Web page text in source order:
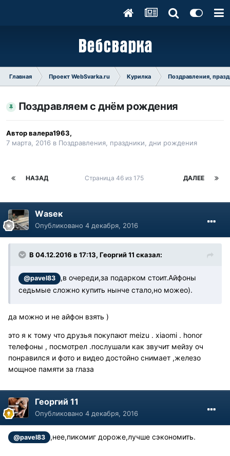
Главная Проект WebSvarka.ru Курилка Поздравления,
Поздравляем с днём рождения
Авторвалера1963,
7 марта, 2016 в Поздравления, праздники, дни рождения
НАЗАД ДАЛЕЕ
Страница 46 из 175
Wаsек
Опубликовано 4 декабря, 2016
В 04.12.2016 в 17:13, Георгий 11 сказал:
@pavel83
,в очереди,за подарком стоит.Айфоны
седьмые сложно купить нынче стало,но можео).
да можно и не айфон взять )
это я к тому что друзья покупают meizu . xiaomi . honor
телефоны , посмотрел .послушали как звучит мейзу оч
понравился и фото и видео достойно снимает ,железо
мощное памяти за глаза
Георгий 11
Опубликовано 4 декабря, 2016
@pavel83 ,нее,пикомиг дороже,лучше сэкономить.